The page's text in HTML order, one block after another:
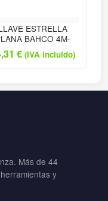
ESTRELLA
BAHCO 4M-
€ (IVA incluido)
Más de 44
y